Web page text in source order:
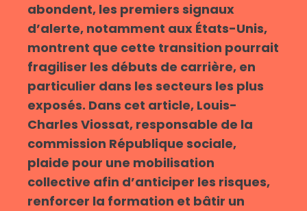
abondent, les premiers signaux
d’alerte, notamment aux États-Unis,
montrent que cette transition pourrait
fragiliser les débuts de carrière, en
particulier dans les secteurs les plus
exposés. Dans cet article, Louis-
Charles Viossat, responsable de la
commission République sociale,
plaide pour une mobilisation
collective afin d’anticiper les risques,
renforcer la formation et bâtir un